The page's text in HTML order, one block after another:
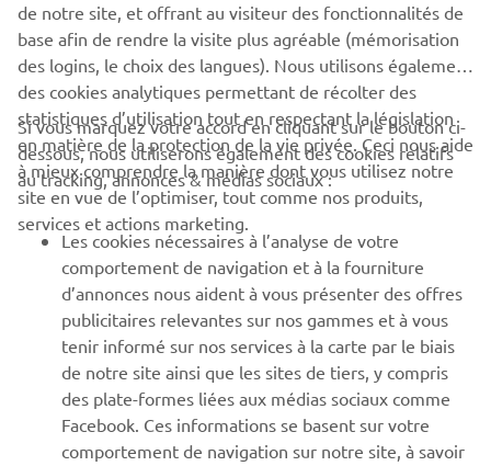
CORPORATE
BUSINESS
PLUS YAMAHA
SUPPORT
NEWSLETTER
Découvrez en exclusivité les dernières offres, les événements
spéciaux, les nouveautés et bien plus encore
de notre site, et offrant au visiteur des fonctionnalités de
base afin de rendre la visite plus agréable (mémorisation
des logins, le choix des langues). Nous utilisons également
des cookies analytiques permettant de récolter des
statistiques d’utilisation tout en respectant la législation
en matière de la protection de la vie privée. Ceci nous aide
à mieux comprendre la manière dont vous utilisez notre
site en vue de l’optimiser, tout comme nos produits,
services et actions marketing.
Si vous marquez votre accord en cliquant sur le bouton ci-
dessous, nous utiliserons également des cookies relatifs
au tracking, annonces & médias sociaux :
Les cookies nécessaires à l’analyse de votre
comportement de navigation et à la fourniture
d’annonces nous aident à vous présenter des offres
publicitaires relevantes sur nos gammes et à vous
tenir informé sur nos services à la carte par le biais
de notre site ainsi que les sites de tiers, y compris
des plate-formes liées aux médias sociaux comme
Facebook. Ces informations se basent sur votre
comportement de navigation sur notre site, à savoir